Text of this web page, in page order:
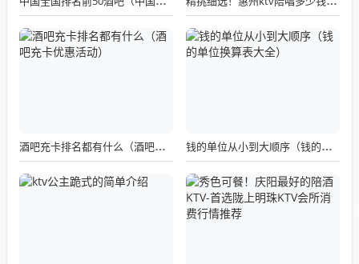
酒吧充卡排名都有什么（酒吧充卡优惠活动） 钱的单位从小到大顺序（钱的单位换算表大全）